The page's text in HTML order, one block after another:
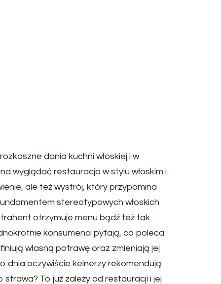
dania kuchni włoskiej i w
wyglądać restauracja w stylu włoskim i
ale też wystrój, który przypomina
stereotypowych włoskich
otrzymuje menu bądź też tak
konsumenci pytają, co poleca
własną potrawę oraz zmieniają jej
dnia oczywiście kelnerzy rekomendują
To już zależy od restauracji i jej